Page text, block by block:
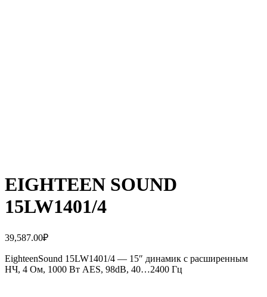
EIGHTEEN SOUND
15LW1401/4
39,587.00₽
EighteenSound 15LW1401/4 — 15″ динамик с расширенным
НЧ, 4 Ом, 1000 Вт AES, 98dB, 40…2400 Гц